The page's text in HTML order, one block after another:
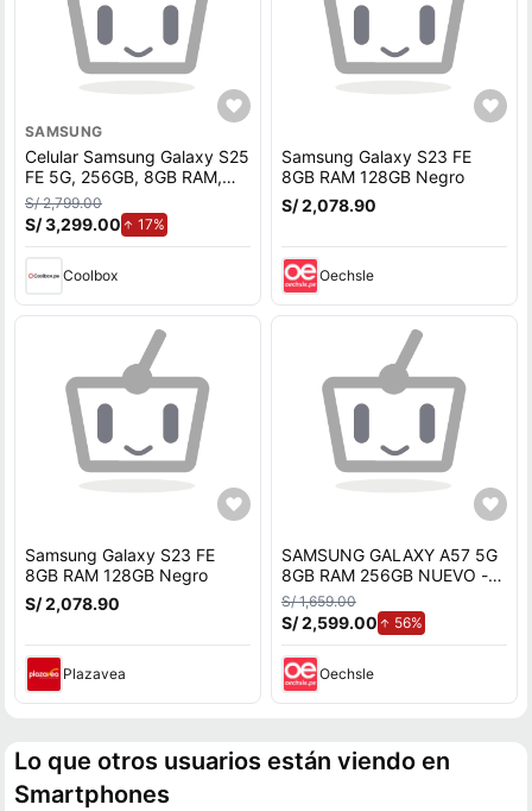
SAMSUNG
Celular Samsung Galaxy S25
FE 5G, 256GB, 8GB RAM,
cámara trasera 50MP y
frontal 12MP, 6.7'', azul navy
S/ 2,799.00
S/ 3,299.00 17%
Coolbox
Samsung Galaxy S23 FE
8GB RAM 128GB Negro
S/ 2,078.90
Oechsle
Samsung Galaxy S23 FE
8GB RAM 128GB Negro
S/ 2,078.90
Plazavea
SAMSUNG GALAXY A57 5G
8GB RAM 256GB NUEVO -
AZUL MARINO REGISTRADO
S/ 1,659.00
S/ 2,599.00 56%de aumento.
Oechsle
Lo que otros usuarios están viendo en
Smartphones